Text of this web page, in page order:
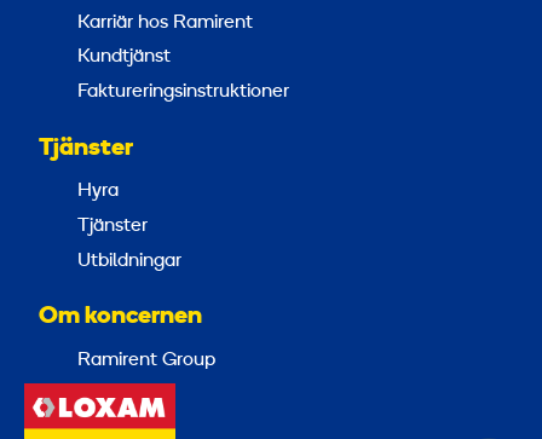
Karriär hos Ramirent
Kundtjänst
Faktureringsinstruktioner
Tjänster
Hyra
Tjänster
Utbildningar
Om koncernen
Ramirent Group